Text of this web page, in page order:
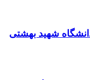
شهید بهشتی